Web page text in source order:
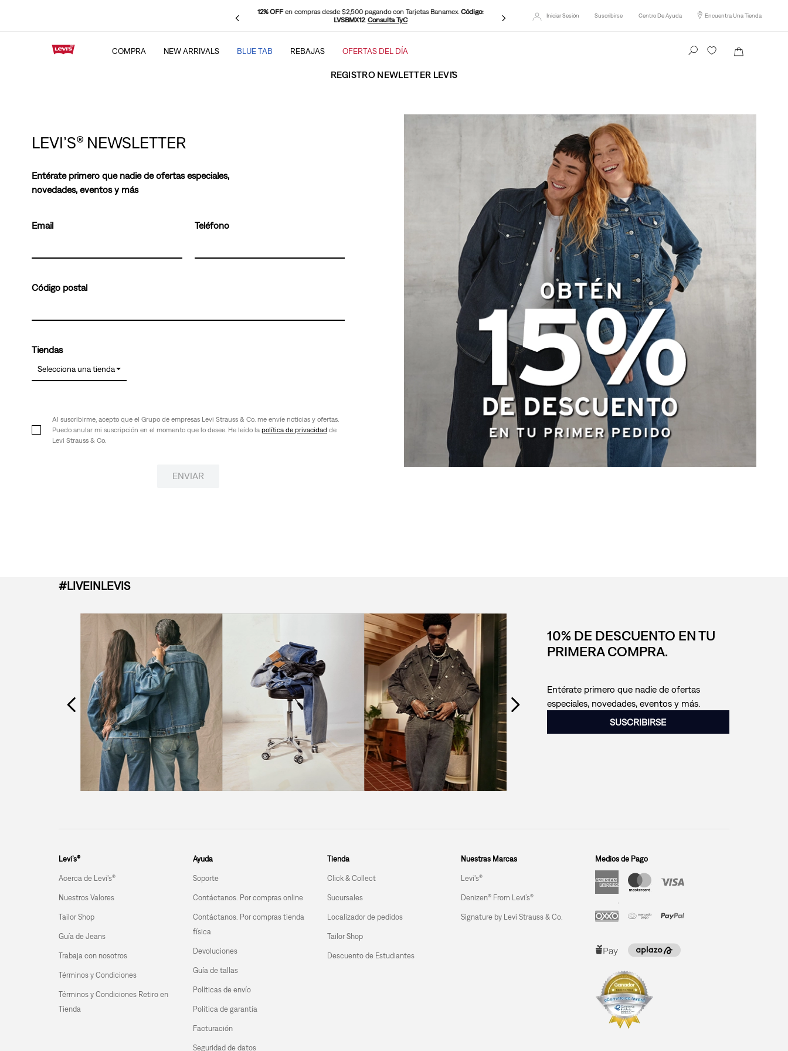
12% OFFen compras desde $2,500 pagando con Tarjetas Banamex. Código:
LVSBMX12. Consulta TyC
Iniciar Sesión Suscribirse Centro De Ayuda Encuentra Una Tienda
COMPRA NEW ARRIVALS BLUE TAB REBAJAS OFERTAS DEL DÍA
Busca tu producto aquí
REGISTRO NEWLETTER LEVI´S
LEVI’S® NEWSLETTER
Entérate primero que nadie de ofertas especiales,
novedades, eventos y más
Email Teléfono
Código postal
Tiendas
Selecciona una tienda
Al suscribirme, acepto que el Grupo de empresas Levi Strauss & Co. me envíe noticias y ofertas.
Puedo anular mi suscripción en el momento que lo desee. He leído lapolítica de privacidad de
Levi Strauss & Co.
ENVIAR
#LIVEINLEVIS
10% DE DESCUENTO EN TU
PRIMERA COMPRA.
Entérate primero que nadie de ofertas
especiales, novedades, eventos y más.
SUSCRIBIRSE
Levi’s®
Acerca de Levi’s®
Nuestros Valores
Tailor Shop
Guía de Jeans
Trabaja con nosotros
Términos y Condiciones
Términos y Condiciones Retiro en
Tienda
Ayuda
Soporte
Contáctanos. Por compras online
Contáctanos. Por compras tienda
física
Devoluciones
Guía de tallas
Políticas de envío
Política de garantía
Facturación
Seguridad de datos
Tienda
Click & Collect
Sucursales
Localizador de pedidos
Tailor Shop
Descuento de Estudiantes
Nuestras Marcas
Levi’s®
Denizen® From Levi’s®
Signature by Levi Strauss & Co.
Medios de Pago
4
bootcut